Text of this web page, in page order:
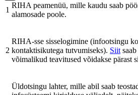
1
RIHA peamenüü, mille kaudu saab
alamosade poole.
2
RIHA-sse sisselogimine (infootsingu
kontaktisikutega tutvumiseks). Siit
võimalikud teavitused võidakse pärast
Üldotsingu lahter, mille abil saab